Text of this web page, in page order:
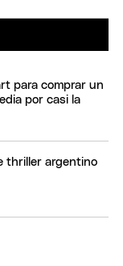
para comprar un
por casi la
thriller argentino